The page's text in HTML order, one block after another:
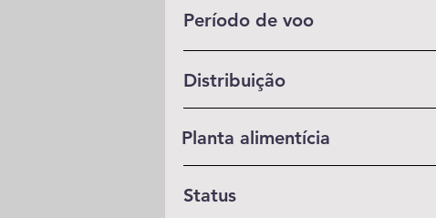
Período de voo
Distribuição
Planta alimentícia
Status